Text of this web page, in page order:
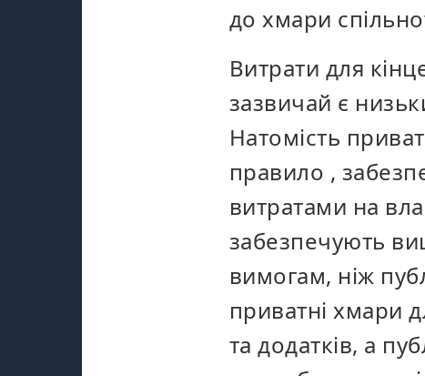
до хмари
Витрати для
зазвичай є
Натомість
правило ,
витратами на
забезпечують
вимогам, ніж
приватні хмари
та додатків, а